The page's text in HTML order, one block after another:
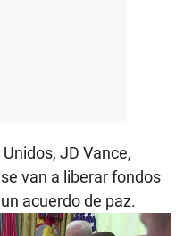
JD Vance,
van a liberar fondos
acuerdo de paz.